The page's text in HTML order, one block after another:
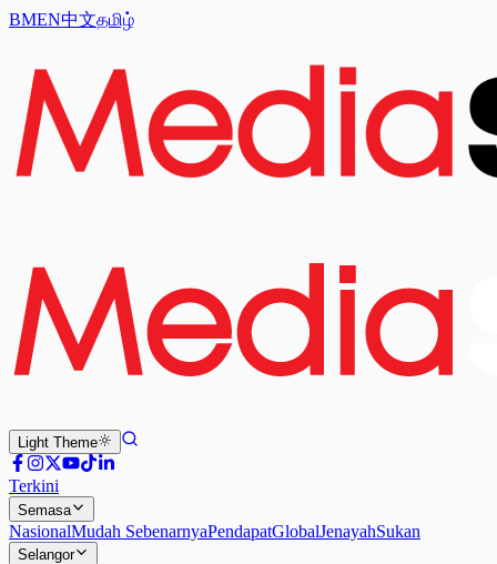
BMEN中文தமிழ்
Light Theme
Terkini
Semasa
NasionalMudah SebenarnyaPendapatGlobalJenayahSukan
Selangor